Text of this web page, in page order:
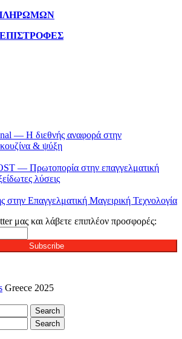
— Η διεθνής αναφορά στην
& ψύξη
— Πρωτοπορία στην επαγγελματική
λύσεις
στην Επαγγελματική Μαγειρική Τεχνολογία
μας και λάβετε επιπλέον προσφορές:
Subscribe
Greece 2025
Search
Search